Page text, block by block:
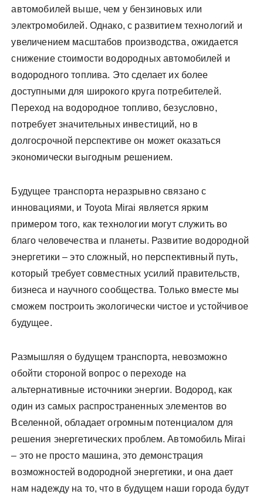
автомобилей выше, чем у бензиновых или
электромобилей. Однако, с развитием технологий и
увеличением масштабов производства, ожидается
снижение стоимости водородных автомобилей и
водородного топлива. Это сделает их более
доступными для широкого круга потребителей.
Переход на водородное топливо, безусловно,
потребует значительных инвестиций, но в
долгосрочной перспективе он может оказаться
экономически выгодным решением.
Будущее транспорта неразрывно связано с
инновациями, и Toyota Mirai является ярким
примером того, как технологии могут служить во
благо человечества и планеты. Развитие водородной
энергетики – это сложный, но перспективный путь,
который требует совместных усилий правительств,
бизнеса и научного сообщества. Только вместе мы
сможем построить экологически чистое и устойчивое
будущее.
Размышляя о будущем транспорта, невозможно
обойти стороной вопрос о переходе на
альтернативные источники энергии. Водород, как
один из самых распространенных элементов во
Вселенной, обладает огромным потенциалом для
решения энергетических проблем. Автомобиль Mirai
‒ это не просто машина, это демонстрация
возможностей водородной энергетики, и она дает
нам надежду на то, что в будущем наши города будут